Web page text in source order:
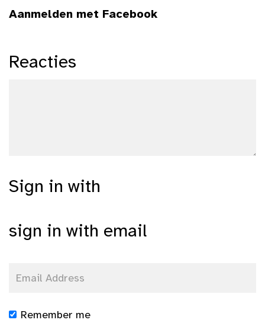
Aanmelden met Facebook
Reacties
Sign in with
sign in with email
Remember me